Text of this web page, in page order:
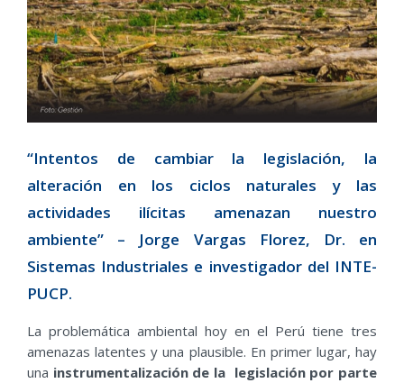
“Intentos de cambiar la legislación, la
alteración en los ciclos naturales y las
actividades ilícitas amenazan nuestro
ambiente” – Jorge Vargas Florez, Dr. en
Sistemas Industriales e investigador del INTE-
PUCP.
La problemática ambiental hoy en el Perú tiene tres
amenazas latentes y una plausible. En primer lugar, hay
una instrumentalización de la legislación por parte